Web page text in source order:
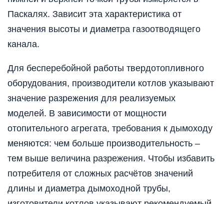
Паскалях. Зависит эта характеристика от
значения высоты и диаметра газоотводящего
канала.
Для бесперебойной работы твердотопливного
оборудования, производители котлов указывают
значение разрежения для реализуемых
моделей. В зависимости от мощности
отопительного агрегата, требования к дымоходу
меняются: чем больше производительность –
тем выше величина разрежения. Чтобы избавить
потребителя от сложных расчётов значений
длины и диаметра дымоходной трубы,